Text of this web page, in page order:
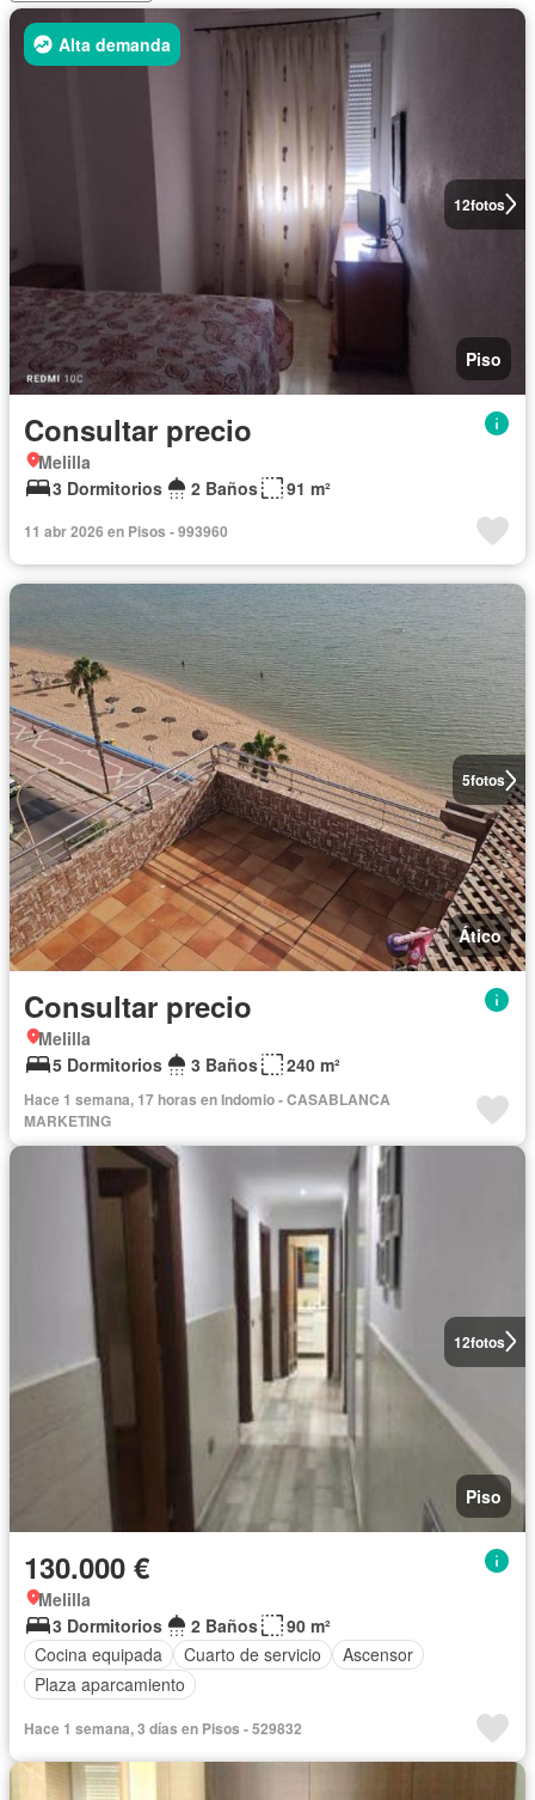
12fotos
Alta demanda
Piso
Consultar precio
Melilla
3 Dormitorios
2 Baños 91 m²
11 abr 2026 en Pisos - 993960
5fotos
Ático
Consultar precio
Melilla
5 Dormitorios
3 Baños 240 m²
Hace 1 semana, 17 horas en Indomio - CASABLANCA
MARKETING
12fotos
Piso
130.000 €
Melilla
3 Dormitorios
2 Baños
90 m²
Cocina equipada
Cuarto de servicio
Ascensor
Plaza aparcamiento
Hace 1 semana, 3 días en Pisos - 529832